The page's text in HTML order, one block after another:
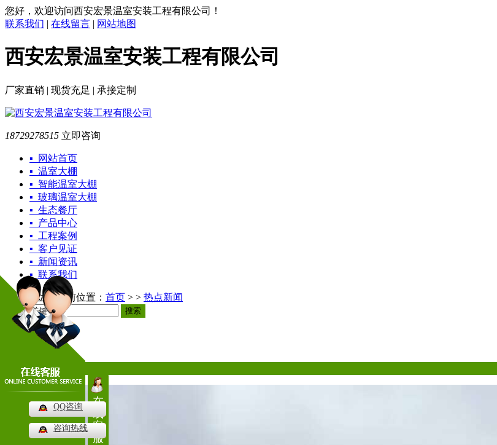
您好，欢迎访问西安宏景温室安装工程有限公司！
联系我们 | 在线留言 | 网站地图
西安宏景温室安装工程有限公司
厂家直销 | 现货充足 | 承接定制
18729278515 立即咨询
▪ 网站首页
▪ 温室大棚
▪ 智能温室大棚
▪ 玻璃温室大棚
▪ 生态餐厅
▪ 产品中心
▪ 工程案例
▪ 客户见证
▪ 新闻资讯
▪ 联系我们
当前位置： 首页 > > 热点新闻
搜索
热点新闻
热门推荐
在
线
客
服
QQ咨询
咨询热线